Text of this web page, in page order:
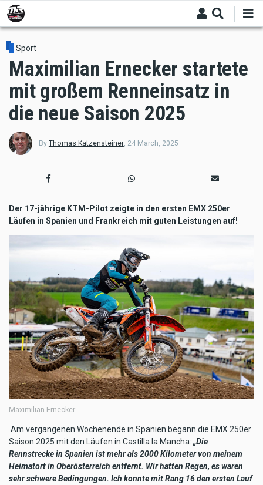
Skip
to
main
content
Sport
Maximilian Ernecker startete
mit großem Renneinsatz in
die neue Saison 2025
By Thomas Katzensteiner, 24 March, 2025
Der 17-jährige KTM-Pilot zeigte in den ersten EMX 250er
Läufen in Spanien und Frankreich mit guten Leistungen auf!
Maximilian Ernecker
Am vergangenen Wochenende in Spanien begann die EMX 250er
Saison 2025 mit den Läufen in Castilla la Mancha: „Die
Rennstrecke in Spanien ist mehr als 2000 Kilometer von meinem
Heimatort in Oberösterreich entfernt. Wir hatten Regen, es waren
sehr schwere Bedingungen. Ich konnte mit Rang 16 den ersten Lauf